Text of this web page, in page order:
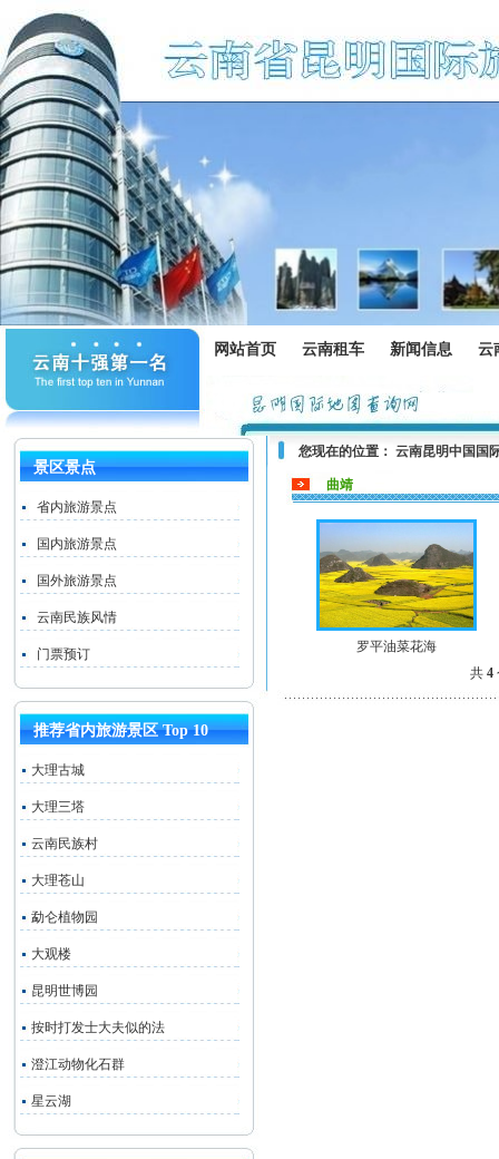
网站首页 云南租车 新闻信息 云
景区景点
省内旅游景点
国内旅游景点
国外旅游景点
云南民族风情
门票预订
推荐省内旅游景区 Top 10
大理古城
大理三塔
云南民族村
大理苍山
勐仑植物园
大观楼
昆明世博园
按时打发士大夫似的法
澄江动物化石群
星云湖
您现在的位置： 云南昆明中国国
曲靖
罗平油菜花海
共 4